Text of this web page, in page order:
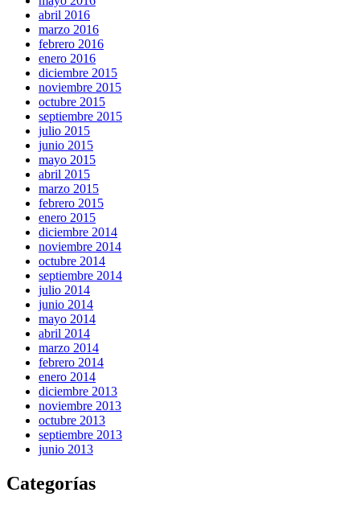
abril 2016
marzo 2016
febrero 2016
enero 2016
diciembre 2015
noviembre 2015
octubre 2015
septiembre 2015
julio 2015
junio 2015
mayo 2015
abril 2015
marzo 2015
febrero 2015
enero 2015
diciembre 2014
noviembre 2014
octubre 2014
septiembre 2014
julio 2014
junio 2014
mayo 2014
abril 2014
marzo 2014
febrero 2014
enero 2014
diciembre 2013
noviembre 2013
octubre 2013
septiembre 2013
junio 2013
Categorías